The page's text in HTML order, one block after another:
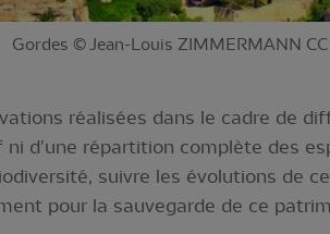
Gordes © Jean-Louis ZIMMERMANN
réalisées dans le cadre de
d'une répartition complète des
suivre les évolutions de
pour la sauvegarde de ce